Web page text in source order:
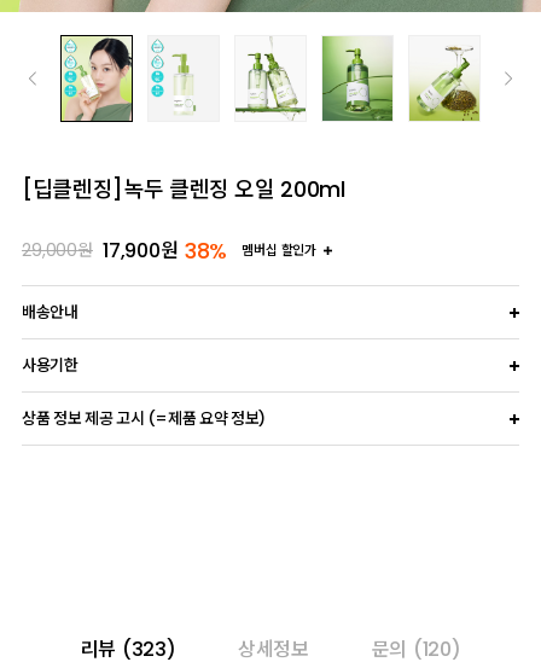
[딥클렌징]녹두 클렌징 오일 200ml
29,000원 17,900원 38% 멤버십 할인가
배송안내
사용기한
상품 정보 제공 고시 (=제품 요약 정보)
리뷰 (323) 상세정보 문의 (120)